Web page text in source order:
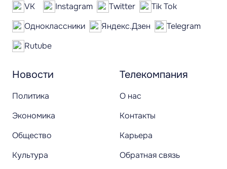
Новости
Политика
Экономика
Общество
Культура
Телекомпания
О нас
Контакты
Карьера
Обратная связь
VK Instagram Twitter
Tik Tok
Одноклассники
Яндекс.Дзен
Telegram
Rutube